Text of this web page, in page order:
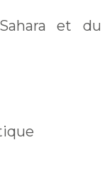
le
de
et du